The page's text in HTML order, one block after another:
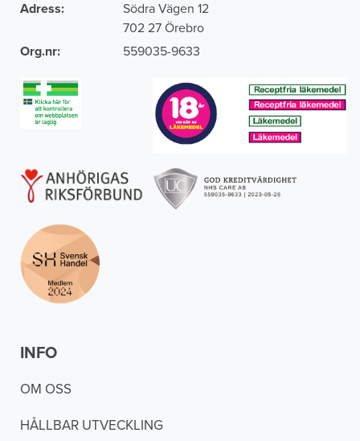
Adress:
Södra Vägen 12
702 27 Örebro
Org.nr:
559035-9633
INFO
OM OSS
HÅLLBAR UTVECKLING